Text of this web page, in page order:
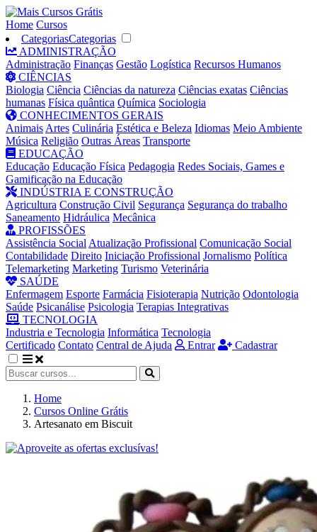
Home Cursos
CategoriasCategorias
ADMINISTRAÇÃO
Administração Finanças Gestão Logística Recursos Humanos
CIÊNCIAS
Biologia Ciência Ciências da natureza Ciências exatas Ciências
humanas Física quântica Química Sociologia
CONHECIMENTOS GERAIS
Animais Artes Culinária Estética e Beleza Idiomas Meio Ambiente
Música Religião Outras Áreas Transporte
EDUCAÇÃO
Educação Educação Física Pedagogia Redes Sociais, Games e
Gamificação na Educação
INDÚSTRIA E CONSTRUÇÃO
Agricultura Construção Civil Segurança Segurança do trabalho
Saneamento Hidráulica Mecânica
PROFISSÕES
Assistência Social Atualização Profissional Comunicação Social
Contabilidade Direito Iniciação Profissional Jornalismo Política
Telemarketing Marketing Turismo Veterinária
SAÚDE
Enfermagem Esporte Farmácia Fisioterapia Nutrição Odontologia
Saúde Psicanálise Psicologia Terapias Integrativas
TECNOLOGIA
Industria e Tecnologia Informática Tecnologia
Certificado Contato Central de Ajuda Entrar Cadastrar
Home
Cursos Online Grátis
Artesanato em Biscuit